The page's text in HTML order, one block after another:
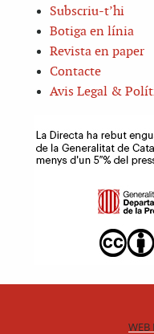
Subscriu-t’hi
Botiga en línia
Revista en paper
Contacte
Avis Legal &
WEB